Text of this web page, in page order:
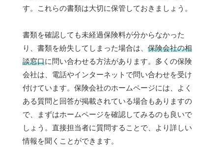
す。これらの書類は大切に保管しておきましょう。
書類を確認しても未経過保険料が分からなかった
り、書類を紛失してしまった場合は、 保険会社の相
談窓口に問い合わせる方法があります。多くの保険
会社は、電話やインターネットで問い合わせを受け
付けています。保険会社のホームページには、よく
ある質問と回答が掲載されている場合もありますの
で、まずはホームページを確認してみるのも良いで
しょう。直接担当者に質問することで、より詳しい
情報を聞くことができます。